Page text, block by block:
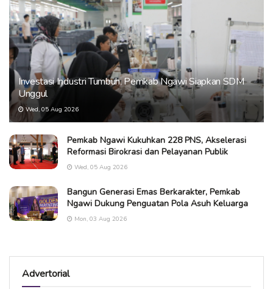
Investasi Industri Tumbuh, Pemkab Ngawi Siapkan SDM
Unggul
Wed, 05 Aug 2026
Pemkab Ngawi Kukuhkan 228 PNS, Akselerasi
Reformasi Birokrasi dan Pelayanan Publik
Wed, 05 Aug 2026
Bangun Generasi Emas Berkarakter, Pemkab
Ngawi Dukung Penguatan Pola Asuh Keluarga
Mon, 03 Aug 2026
Advertorial